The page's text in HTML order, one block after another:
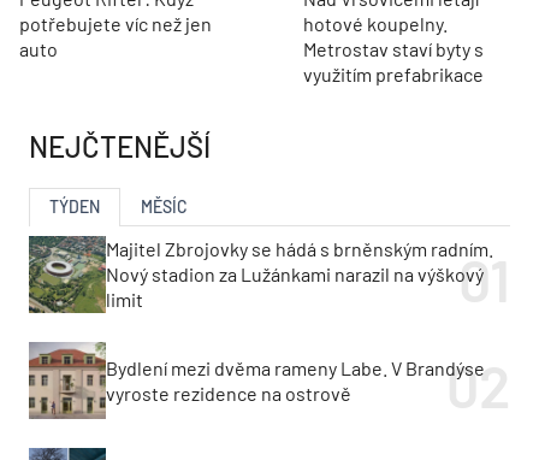
potřebujete víc než jen
auto
hotové koupelny.
Metrostav staví byty s
využitím prefabrikace
NEJČTENĚJŠÍ
TÝDEN MĚSÍC
Majitel Zbrojovky se hádá s brněnským radním.
Nový stadion za Lužánkami narazil na výškový
limit
Bydlení mezi dvěma rameny Labe. V Brandýse
vyroste rezidence na ostrově